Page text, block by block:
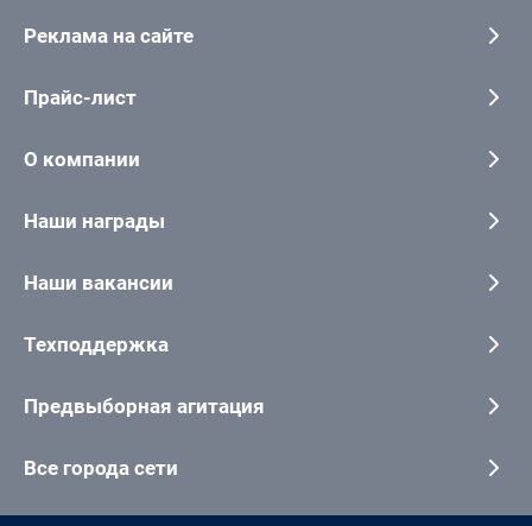
Реклама на сайте
Прайс-лист
О компании
Наши награды
Наши вакансии
Техподдержка
Предвыборная агитация
Все города сети